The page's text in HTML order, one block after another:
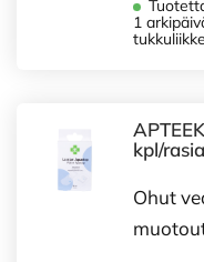
1
kpl/rasia
Ohut